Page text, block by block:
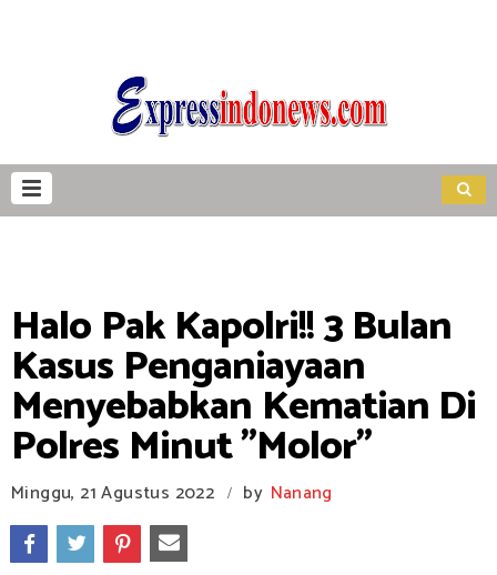
Halo Pak Kapolri!! 3 Bulan
Kasus Penganiayaan
Menyebabkan Kematian Di
Polres Minut "Molor"
Minggu, 21 Agustus 2022 / by Nanang